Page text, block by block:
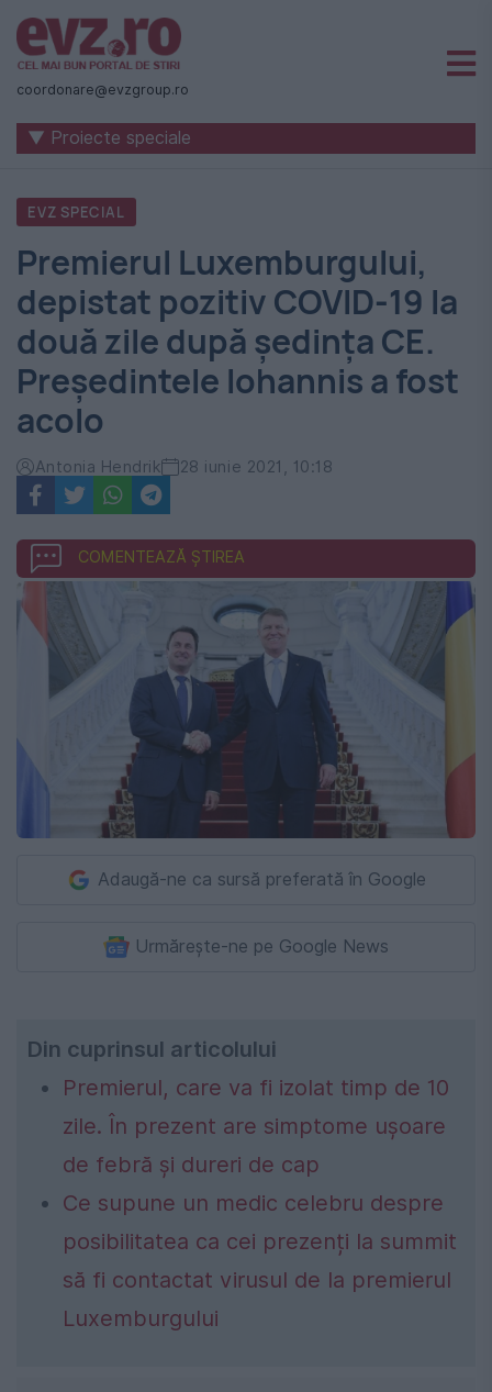
Știri
naționale
internaționale
România
-
Evenimentul
Zilei
coordonare@evzgroup.ro
▼ Proiecte speciale
EVZ SPECIAL
Premierul Luxemburgului,
depistat pozitiv COVID-19 la
două zile după ședința CE.
Președintele Iohannis a fost
acolo
Antonia Hendrik 28 iunie 2021, 10:18
COMENTEAZĂ ȘTIREA
Adaugă-ne ca sursă preferată în Google
Urmărește-ne pe Google News
Din cuprinsul articolului
Premierul, care va fi izolat timp de 10
zile. În prezent are simptome ușoare
de febră și dureri de cap
Ce supune un medic celebru despre
posibilitatea ca cei prezenți la summit
să fi contactat virusul de la premierul
Luxemburgului